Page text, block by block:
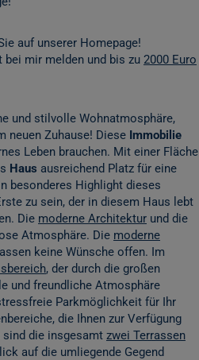
auf unserer Homepage!
bei mir melden und bis zu 2000 Euro
und stilvolle Wohnatmosphäre,
neuen Zuhause! Diese Immobilie
Leben brauchen. Mit einer Fläche
Haus ausreichend Platz für eine
besonderes Highlight dieses
zu sein, der in diesem Haus lebt
Die moderne Architektur und die
Atmosphäre. Die moderne
keine Wünsche offen. Im
, der durch die großen
und freundliche Atmosphäre
Parkmöglichkeit für Ihr
die Ihnen zur Verfügung
die insgesamt zwei Terrassen
auf die umliegende Gegend